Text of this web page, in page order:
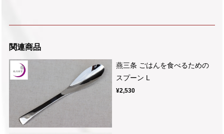
関連商品
燕三条 ごはんを食べるための
スプーン L
¥2,530